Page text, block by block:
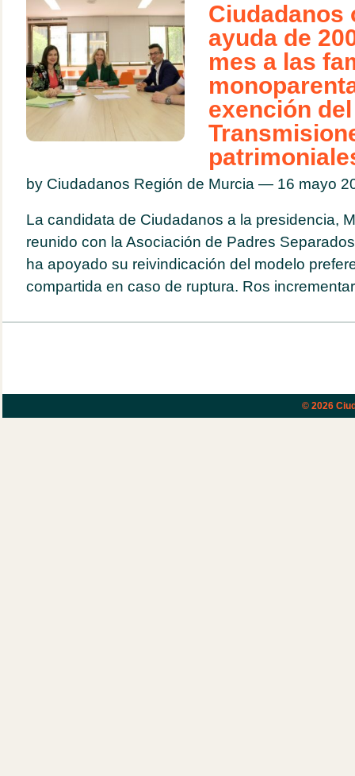
Ciudadanos
ayuda de
mes a las
exención
by Ciudadanos Región de Murcia — 16 mayo
La candidata de Ciudadanos a la presidencia,
reunido con la Asociación de Padres
ha apoyado su reivindicación del modelo
compartida en caso de ruptura. Ros
© 2026